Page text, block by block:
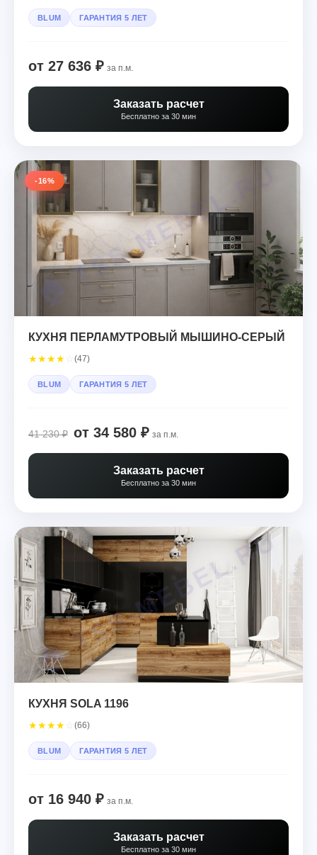
BLUM ГАРАНТИЯ 5 ЛЕТ
от 27 636 ₽ за п.м.
Заказать расчет
Бесплатно за 30 мин
-16%
КУХНЯ ПЕРЛАМУТРОВЫЙ МЫШИНО-СЕРЫЙ
★★★★ (47)
BLUM ГАРАНТИЯ 5 ЛЕТ
41 230 ₽ от 34 580 ₽ за п.м.
Заказать расчет
Бесплатно за 30 мин
КУХНЯ SOLA 1196
★★★★ (66)
BLUM ГАРАНТИЯ 5 ЛЕТ
от 16 940 ₽ за п.м.
Заказать расчет
Бесплатно за 30 мин